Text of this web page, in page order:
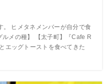
。 ヒメタネメンバーが自分で食
メの種】 【太子町】『Cafe R
エッグトーストを食べてきた